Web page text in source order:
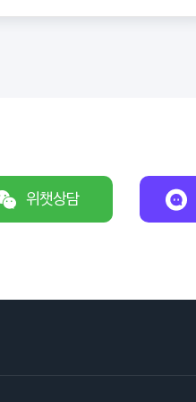
위챗상담